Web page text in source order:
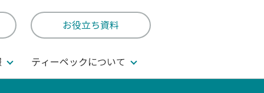
お役立ち資料
ティーペックについて